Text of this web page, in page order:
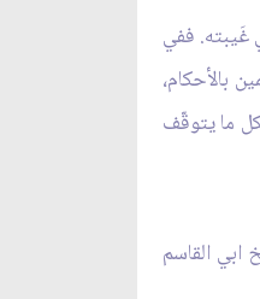
غَيبته. ففي
بالأحكام،
ما يتوقّف
القاسم